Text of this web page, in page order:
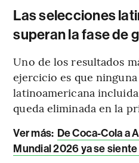
Las selecciones
superan la fase de
Uno de los resultados
ejercicio es que
latinoamericana
queda eliminada en la
Ver más: De Coca-Cola a
Mundial 2026 ya se